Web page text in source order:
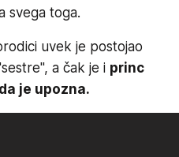
svega toga.
uvek je postojao
a čak je i princ
je upozna.